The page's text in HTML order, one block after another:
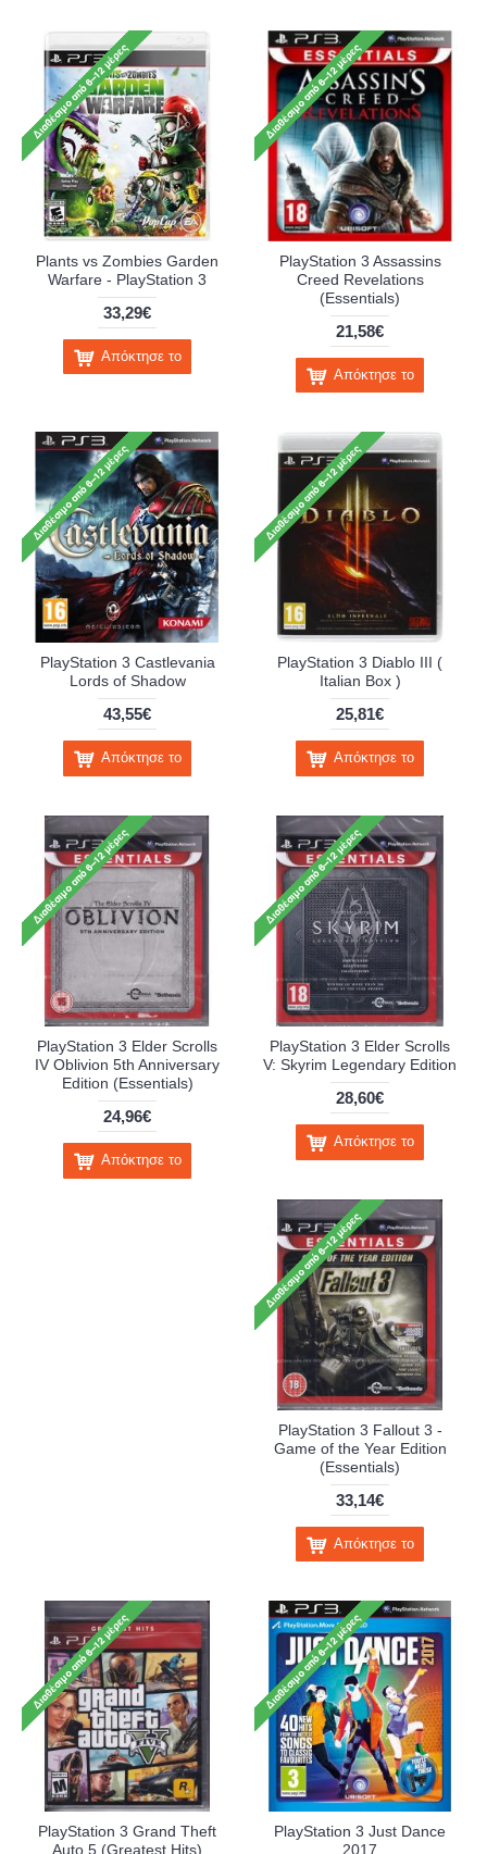
Plants vs Zombies Garden
Warfare - PlayStation 3
33,29€
Απόκτησε το
PlayStation 3 Assassins
Creed Revelations
(Essentials)
21,58€
Απόκτησε το
PlayStation 3 Castlevania
Lords of Shadow
43,55€
Απόκτησε το
PlayStation 3 Diablo III (
Italian Box )
25,81€
Απόκτησε το
PlayStation 3 Elder Scrolls
IV Oblivion 5th Anniversary
Edition (Essentials)
24,96€
Απόκτησε το
PlayStation 3 Elder Scrolls
V: Skyrim Legendary Edition
28,60€
Απόκτησε το
PlayStation 3 Fallout 3 -
Game of the Year Edition
(Essentials)
33,14€
Απόκτησε το
PlayStation 3 Grand Theft
Auto 5 (Greatest Hits)
PlayStation 3 Just Dance
2017